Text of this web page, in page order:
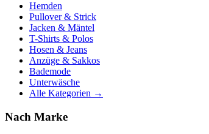
Hemden
Pullover & Strick
Jacken & Mäntel
T-Shirts & Polos
Hosen & Jeans
Anzüge & Sakkos
Bademode
Unterwäsche
Alle Kategorien →
Nach Marke